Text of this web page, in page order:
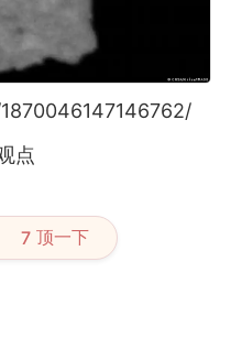
点
7 顶一下